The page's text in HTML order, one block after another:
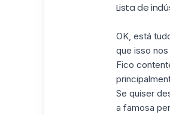
Lista de
OK, está
que isso nos
Fico
Se quiser
a famosa